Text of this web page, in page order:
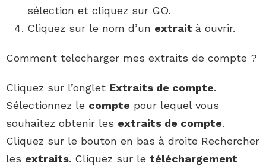
sélection et cliquez sur GO.
Cliquez sur le nom d’un extrait à ouvrir.
Comment telecharger mes extraits de compte ?
Cliquez sur l’onglet Extraits de compte.
Sélectionnez le compte pour lequel vous
souhaitez obtenir les extraits de compte.
Cliquez sur le bouton en bas à droite Rechercher
les extraits. Cliquez sur le téléchargement